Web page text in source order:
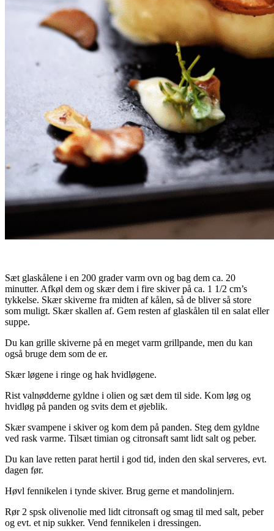
Sæt glaskålene i en 200 grader varm ovn og bag dem ca. 20
minutter. Afkøl dem og skær dem i fire skiver på ca. 1 1/2 cm’s
tykkelse. Skær skiverne fra midten af kålen, så de bliver så store
som muligt. Skær skallen af. Gem resten af glaskålen til en salat eller
suppe.
Du kan grille skiverne på en meget varm grillpande, men du kan
også bruge dem som de er.
Skær løgene i ringe og hak hvidløgene.
Rist valnødderne gyldne i olien og sæt dem til side. Kom løg og
hvidløg på panden og svits dem et øjeblik.
Skær svampene i skiver og kom dem på panden. Steg dem gyldne
ved rask varme. Tilsæt timian og citronsaft samt lidt salt og peber.
Du kan lave retten parat hertil i god tid, inden den skal serveres, evt.
dagen før.
Høvl fennikelen i tynde skiver. Brug gerne et mandolinjern.
Rør 2 spsk olivenolie med lidt citronsaft og smag til med salt, peber
og evt. et nip sukker. Vend fennikelen i dressingen.